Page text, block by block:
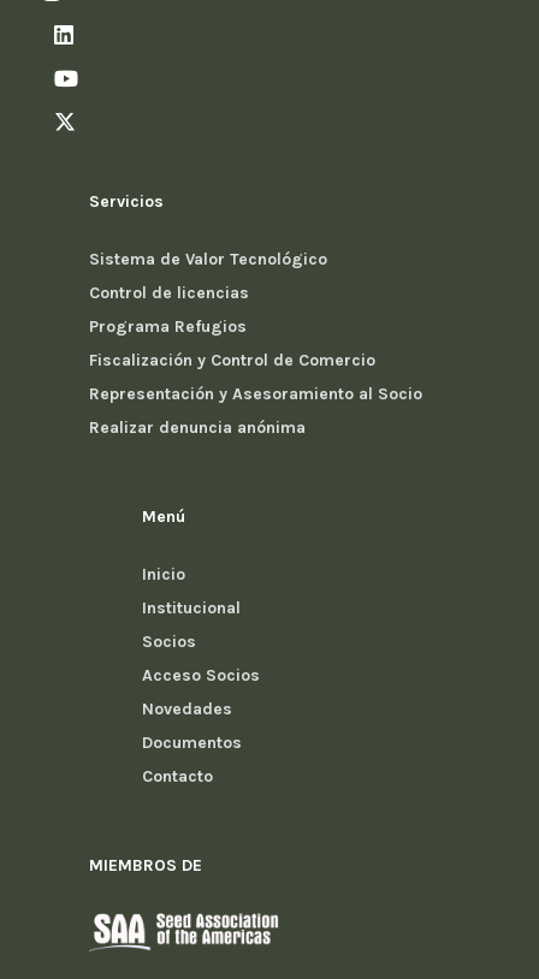
Servicios
Sistema de Valor Tecnológico
Control de licencias
Programa Refugios
Fiscalización y Control de Comercio
Representación y Asesoramiento al Socio
Realizar denuncia anónima
Menú
Inicio
Institucional
Socios
Acceso Socios
Novedades
Documentos
Contacto
MIEMBROS DE